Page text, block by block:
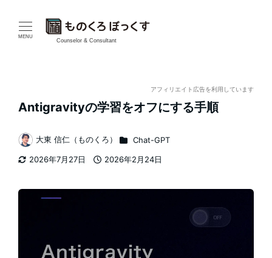
MENU
Counselor & Consultant
アフィリエイト広告を利用しています
Antigravityの学習をオフにする手順
2026年7月27日
2026年2月24日
著
者
大東 信仁（ものくろ） カテゴリー
Chat-GPT